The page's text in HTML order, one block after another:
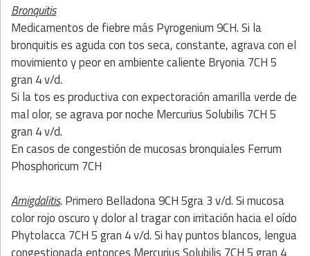
Bronquitis
Medicamentos de fiebre más Pyrogenium 9CH. Si la
bronquitis es aguda con tos seca, constante, agrava con el
movimiento y peor en ambiente caliente Bryonia 7CH 5
gran 4 v/d.
Si la tos es productiva con expectoración amarilla verde de
mal olor, se agrava por noche Mercurius Solubilis 7CH 5
gran 4 v/d.
En casos de congestión de mucosas bronquiales Ferrum
Phosphoricum 7CH
Amigdalitis. Primero Belladona 9CH 5gra 3 v/d. Si mucosa
color rojo oscuro y dolor al tragar con irritación hacia el oído
Phytolacca 7CH 5 gran 4 v/d. Si hay puntos blancos, lengua